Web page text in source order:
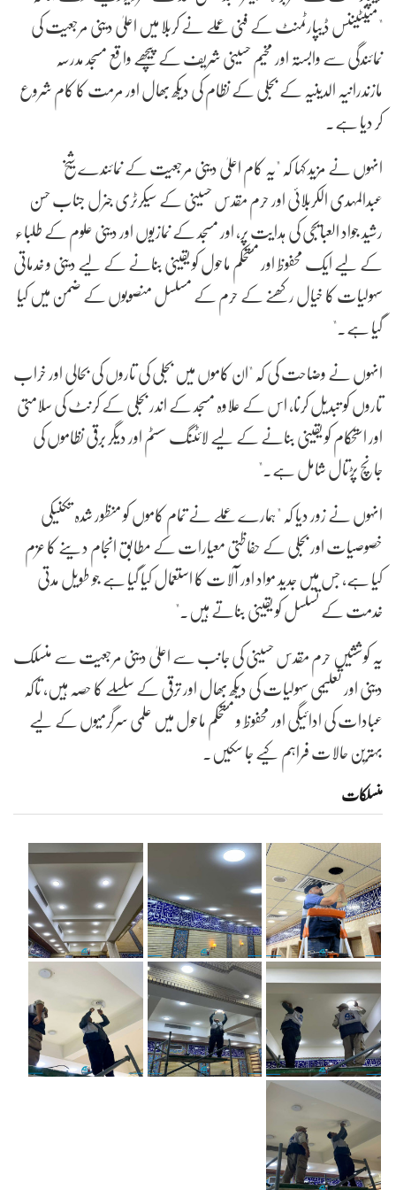
"مینٹیننس ڈیپارٹمنٹ کے فنی عملے نے کربلا میں اعلیٰ دینی مرجعیت کی
نمائندگی سے وابستہ اور مخیم حسینی شریف کے پیچھے واقع مسجد مدرسہ
مازندرانیہ الدینیہ کے بجلی کے نظام کی دیکھ بھال اور مرمت کا کام شروع
کر دیا ہے۔
انہوں نے مزید کہا کہ "یہ کام اعلیٰ دینی مرجعیت کے نمائندے شیخ
عبدالمہدی الکربلائی اور حرم مقدس حسینی کے سیکرٹری جنرل جناب حسن
رشید جواد العبایجی کی ہدایت پر، اور مسجد کے نمازیوں اور دینی علوم کے طلباء
کے لیے ایک محفوظ اور مستحکم ماحول کو یقینی بنانے کے لیے دینی و خدماتی
سہولیات کا خیال رکھنے کے حرم کے مسلسل منصوبوں کے ضمن میں کیا
گیا ہے۔"
انہوں نے وضاحت کی کہ "ان کاموں میں بجلی کی تاروں کی بحالی اور خراب
تاروں کو تبدیل کرنا، اس کے علاوہ مسجد کے اندر بجلی کے کرنٹ کی سلامتی
اور استحکام کو یقینی بنانے کے لیے لائٹنگ سسٹم اور دیگر برقی نظاموں کی
جانچ پڑتال شامل ہے۔"
انہوں نے زور دیا کہ "ہمارے عملے نے تمام کاموں کو منظور شدہ تکنیکی
خصوصیات اور بجلی کے حفاظتی معیارات کے مطابق انجام دینے کا عزم
کیا ہے، جس میں جدید مواد اور آلات کا استعمال کیا گیا ہے جو طویل مدتی
خدمت کے تسلسل کو یقینی بناتے ہیں۔"
یہ کوششیں حرم مقدس حسینی کی جانب سے اعلیٰ دینی مرجعیت سے منسلک
دینی اور تعلیمی سہولیات کی دیکھ بھال اور ترقی کے سلسلے کا حصہ ہیں، تاکہ
عبادات کی ادائیگی اور محفوظ و مستحکم ماحول میں علمی سرگرمیوں کے لیے
بہترین حالات فراہم کیے جا سکیں۔
منسلکات